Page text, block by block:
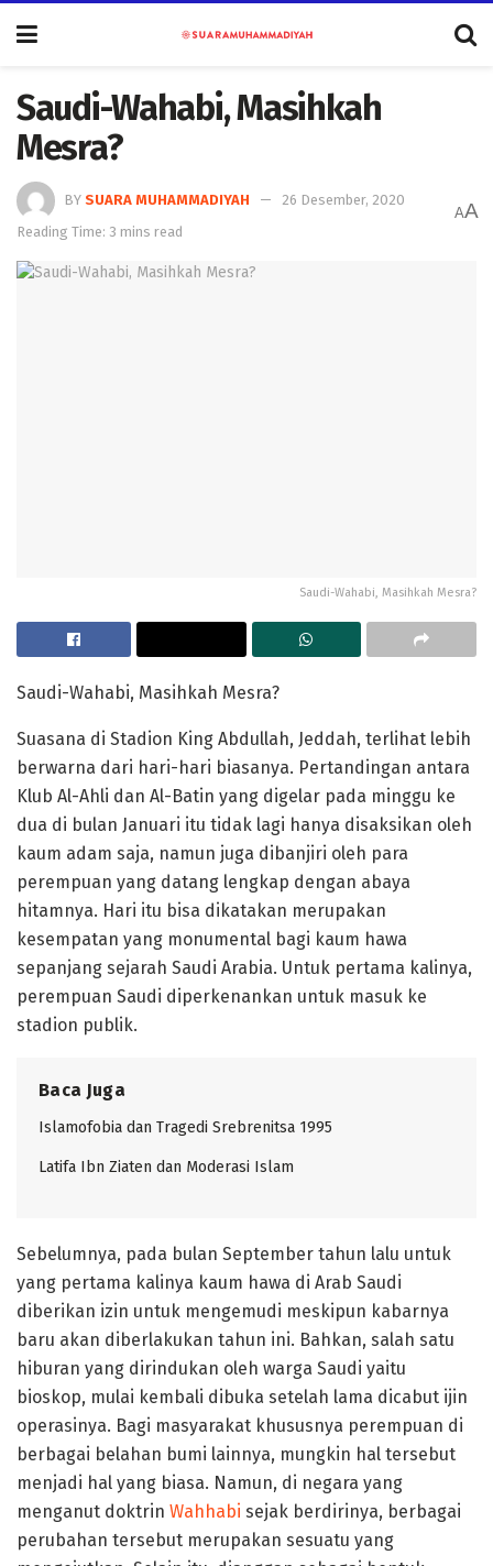
Saudi-Wahabi, Masihkah
Mesra?
BY SUARA MUHAMMADIYAH
26 Desember, 2020
Reading Time: 3 mins read
AA
Saudi-Wahabi, Masihkah Mesra?
Saudi-Wahabi, Masihkah Mesra?
Suasana di Stadion King Abdullah, Jeddah, terlihat lebih
berwarna dari hari-hari biasanya. Pertandingan antara
Klub Al-Ahli dan Al-Batin yang digelar pada minggu ke
dua di bulan Januari itu tidak lagi hanya disaksikan oleh
kaum adam saja, namun juga dibanjiri oleh para
perempuan yang datang lengkap dengan abaya
hitamnya. Hari itu bisa dikatakan merupakan
kesempatan yang monumental bagi kaum hawa
sepanjang sejarah Saudi Arabia. Untuk pertama kalinya,
perempuan Saudi diperkenankan untuk masuk ke
stadion publik.
Baca Juga
Islamofobia dan Tragedi Srebrenitsa 1995
Latifa Ibn Ziaten dan Moderasi Islam
Sebelumnya, pada bulan September tahun lalu untuk
yang pertama kalinya kaum hawa di Arab Saudi
diberikan izin untuk mengemudi meskipun kabarnya
baru akan diberlakukan tahun ini. Bahkan, salah satu
hiburan yang dirindukan oleh warga Saudi yaitu
bioskop, mulai kembali dibuka setelah lama dicabut ijin
operasinya. Bagi masyarakat khususnya perempuan di
berbagai belahan bumi lainnya, mungkin hal tersebut
menjadi hal yang biasa. Namun, di negara yang
menganut doktrin Wahhabi sejak berdirinya, berbagai
perubahan tersebut merupakan sesuatu yang